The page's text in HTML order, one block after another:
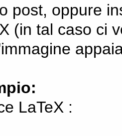
post, oppure
(in tal caso ci
LaTeX :